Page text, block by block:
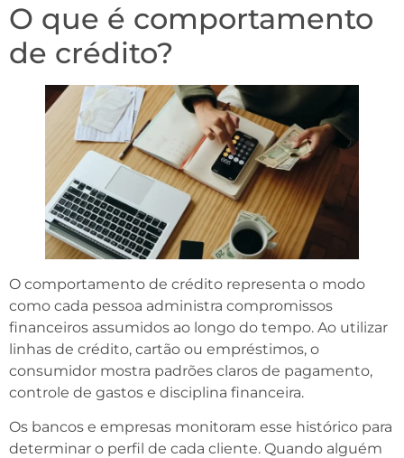
O que é comportamento
de crédito?
O comportamento de crédito representa o modo
como cada pessoa administra compromissos
financeiros assumidos ao longo do tempo. Ao utilizar
linhas de crédito, cartão ou empréstimos, o
consumidor mostra padrões claros de pagamento,
controle de gastos e disciplina financeira.
Os bancos e empresas monitoram esse histórico para
determinar o perfil de cada cliente. Quando alguém